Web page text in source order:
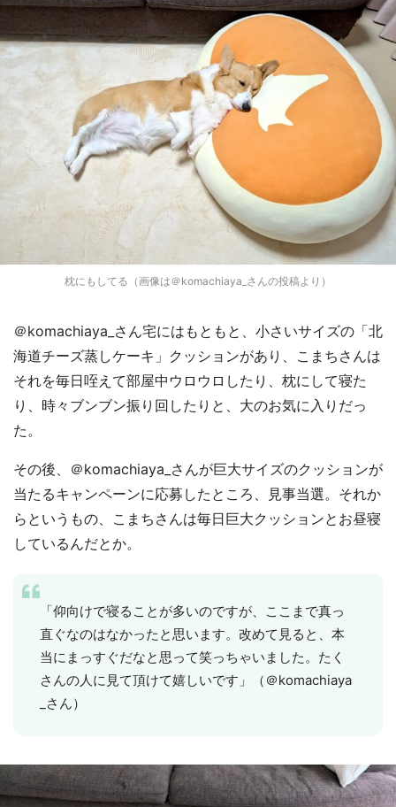
枕にもしてる（画像は＠komachiaya_さんの投稿より）
＠komachiaya_さん宅にはもともと、小さいサイズの「北
海道チーズ蒸しケーキ」クッションがあり、こまちさんは
それを毎日咥えて部屋中ウロウロしたり、枕にして寝た
り、時々ブンブン振り回したりと、大のお気に入りだっ
た。
その後、＠komachiaya_さんが巨大サイズのクッションが
当たるキャンペーンに応募したところ、見事当選。それか
らというもの、こまちさんは毎日巨大クッションとお昼寝
しているんだとか。
「仰向けで寝ることが多いのですが、ここまで真っ
直ぐなのはなかったと思います。改めて見ると、本
当にまっすぐだなと思って笑っちゃいました。たく
さんの人に見て頂けて嬉しいです」（＠komachiaya
_さん）